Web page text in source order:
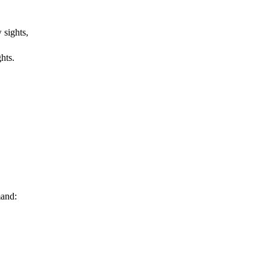
sights,